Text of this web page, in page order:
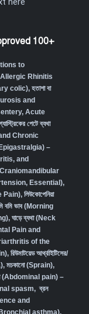
100+
to
(Allergic Rhinitis
colic), হতাশা বা
and
Acute
পেটে ব্যথা
Chronic
(Epigastralgia) –
and
Craniomandibular
Essential),
Pain), লিউকোপেনিয়া
বমি ভাব (Morning
, ঘাড়ে ব্যথা (Neck
Pain and
of the
, রিউমাটয়েড আর্থ্রাইটিসের/
, মচকানো (Sprain),
(Abdominal pain) –
spasm, ব্রন
and